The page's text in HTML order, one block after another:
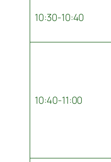
10:30-10:40
10:40-11:00